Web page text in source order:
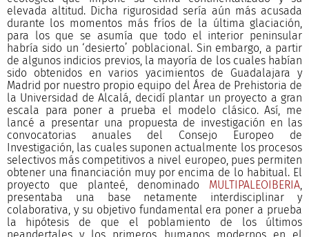
elevada altitud. Dicha rigurosidad sería aún más acusada
durante los momentos más fríos de la última glaciación,
para los que se asumía que todo el interior peninsular
habría sido un ‘desierto’ poblacional. Sin embargo, a partir
de algunos indicios previos, la mayoría de los cuales habían
sido obtenidos en varios yacimientos de Guadalajara y
Madrid por nuestro propio equipo del Área de Prehistoria de
la Universidad de Alcalá, decidí plantar un proyecto a gran
escala para poner a prueba el modelo clásico. Así, me
lancé a presentar una propuesta de investigación en las
convocatorias anuales del Consejo Europeo de
Investigación, las cuales suponen actualmente los procesos
selectivos más competitivos a nivel europeo, pues permiten
obtener una financiación muy por encima de lo habitual. El
proyecto que planteé, denominado MULTIPALEOIBERIA
presentaba una base netamente interdisciplinar y
colaborativa, y su objetivo fundamental era poner a prueba
la hipótesis de que el poblamiento de los últimos
neandertales y los primeros humanos modernos en el